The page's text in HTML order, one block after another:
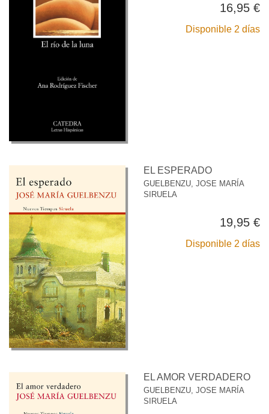
16,95 €
Disponible 2 días
EL ESPERADO
GUELBENZU, JOSE MARÍA
SIRUELA
19,95 €
Disponible 2 días
EL AMOR VERDADERO
GUELBENZU, JOSE MARÍA
SIRUELA